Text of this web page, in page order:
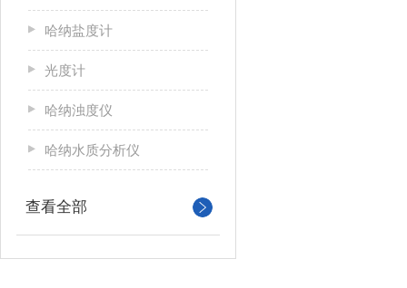
哈纳盐度计
光度计
哈纳浊度仪
哈纳水质分析仪
查看全部